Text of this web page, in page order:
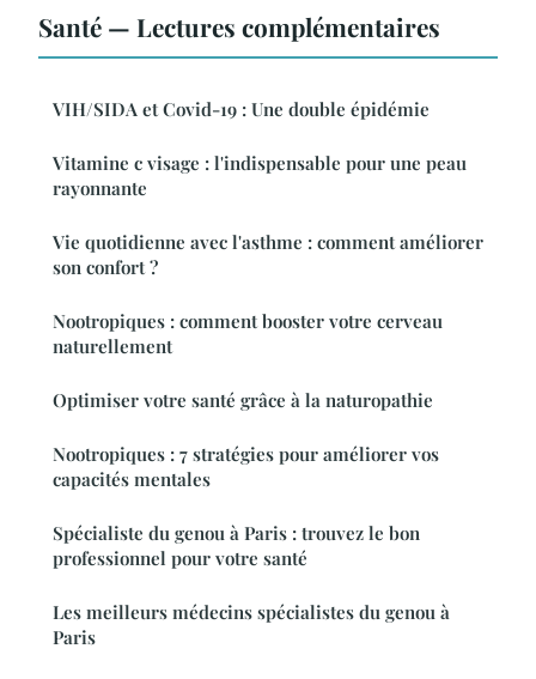
Santé — Lectures complémentaires
VIH/SIDA et Covid-19 : Une double épidémie
Vitamine c visage : l'indispensable pour une peau
rayonnante
Vie quotidienne avec l'asthme : comment améliorer
son confort ?
Nootropiques : comment booster votre cerveau
naturellement
Optimiser votre santé grâce à la naturopathie
Nootropiques : 7 stratégies pour améliorer vos
capacités mentales
Spécialiste du genou à Paris : trouvez le bon
professionnel pour votre santé
Les meilleurs médecins spécialistes du genou à
Paris